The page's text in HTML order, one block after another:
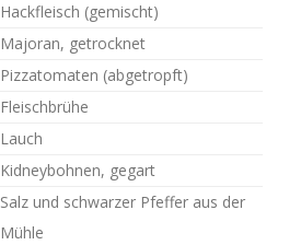
Hackfleisch (gemischt)
Majoran, getrocknet
Pizzatomaten (abgetropft)
Fleischbrühe
Lauch
Kidneybohnen, gegart
Salz und schwarzer Pfeffer aus der
Mühle